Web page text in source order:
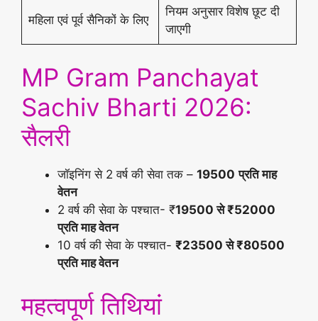
महिला एवं पूर्व सैनिकों के लिए
नियम अनुसार विशेष छूट दी
जाएगी
MP Gram Panchayat
Sachiv Bharti 2026:
सैलरी
जॉइनिंग से 2 वर्ष की सेवा तक – 19500 प्रति माह
वेतन
2 वर्ष की सेवा के पश्चात- ₹19500 से ₹52000
प्रति माह वेतन
10 वर्ष की सेवा के पश्चात- ₹23500 से ₹80500
प्रति माह वेतन
महत्वपूर्ण तिथियां